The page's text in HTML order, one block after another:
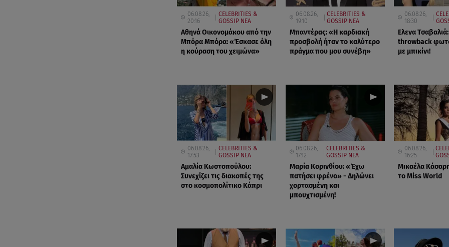
06.08.26,
20:16
CELEBRITIES &
GOSSIP ΝΕΑ
Αθηνά Οικονομάκου από την
Μπόρα Μπόρα: «Έσκασε όλη
η κούραση του χειμώνα»
06.08.26,
19:10
CELEBRITIES &
GOSSIP ΝΕΑ
Μπαντέρας: «Η καρδιακή
προσβολή ήταν το καλύτερο
πράγμα που μου συνέβη»
06.08.26,
18:30
Ελενα
throwback
με μπικίνι!
06.08.26,
17:53
CELEBRITIES &
GOSSIP ΝΕΑ
Αμαλία Κωστοπούλου:
Συνεχίζει τις διακοπές της
στο κοσμοπολίτικο Κάπρι
06.08.26,
17:12
CELEBRITIES &
GOSSIP ΝΕΑ
Μαρία Κορινθίου: «Έχω
πατήσει φρένο» - Δηλώνει
χορτασμένη και
μπουχτισμένη!
06.08.26,
16:25
Μικαέλα
το Miss World